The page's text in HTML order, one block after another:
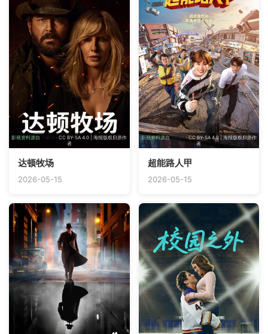
影视资料源自 TMDB · CC BY-SA 4.0 | 海报版权归原作
者
达顿牧场
2026-05-15
影视资料源自TMDB· CC BY-SA 4.0 | 海报版权归原作
者
超能路人甲
2026-05-15